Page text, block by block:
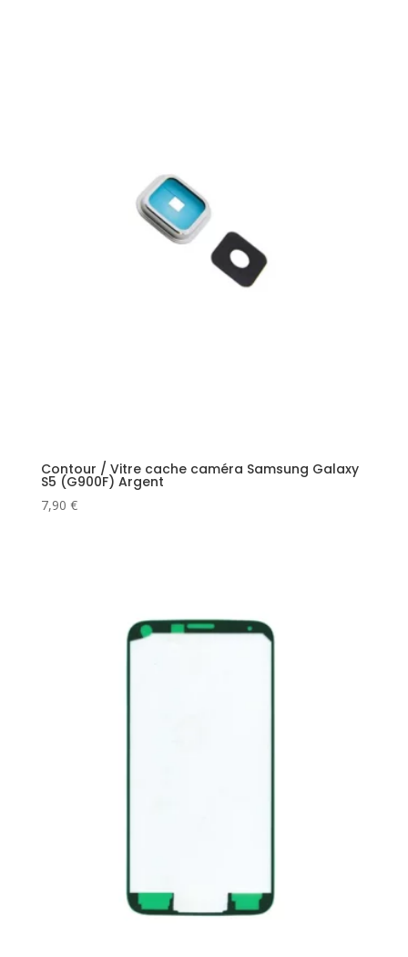
Contour / Vitre cache caméra Samsung Galaxy
S5 (G900F) Argent
7,90 €